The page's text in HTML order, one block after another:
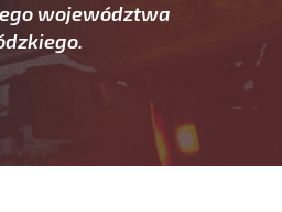
województwa